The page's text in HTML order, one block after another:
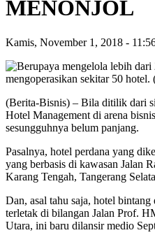
MENONJOL
Kamis, November 1, 2018 -
(Berita-Bisnis) – Bila ditilik dari
Hotel Management di arena bisnis
sesungguhnya belum panjang.
Pasalnya, hotel perdana yang
yang berbasis di kawasan Jalan
Karang Tengah, Tangerang
Dan, asal tahu saja, hotel bintang
terletak di bilangan Jalan Prof.
Utara, ini baru dilansir medio